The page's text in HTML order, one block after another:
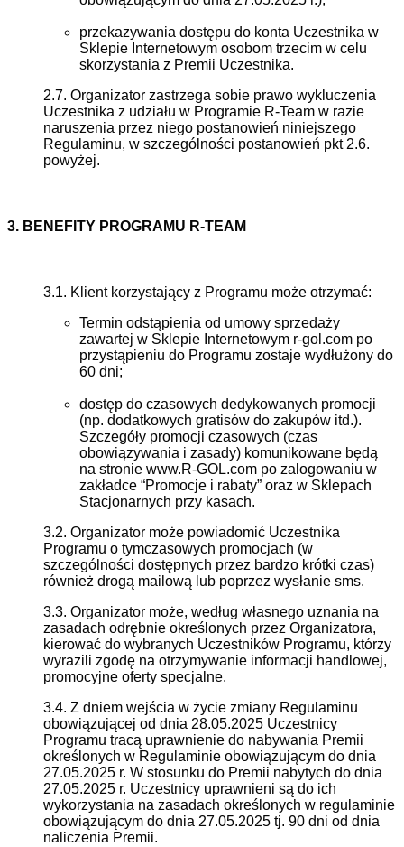
przekazywania dostępu do konta Uczestnika w
Sklepie Internetowym osobom trzecim w celu
skorzystania z Premii Uczestnika.
2.7. Organizator zastrzega sobie prawo wykluczenia
Uczestnika z udziału w Programie R-Team w razie
naruszenia przez niego postanowień niniejszego
Regulaminu, w szczególności postanowień pkt 2.6.
powyżej.
3. BENEFITY PROGRAMU R-TEAM
3.1. Klient korzystający z Programu może otrzymać:
Termin odstąpienia od umowy sprzedaży
zawartej w Sklepie Internetowym r-gol.com po
przystąpieniu do Programu zostaje wydłużony do
60 dni;
dostęp do czasowych dedykowanych promocji
(np. dodatkowych gratisów do zakupów itd.).
Szczegóły promocji czasowych (czas
obowiązywania i zasady) komunikowane będą
na stronie www.R-GOL.com po zalogowaniu w
zakładce “Promocje i rabaty” oraz w Sklepach
Stacjonarnych przy kasach.
3.2. Organizator może powiadomić Uczestnika
Programu o tymczasowych promocjach (w
szczególności dostępnych przez bardzo krótki czas)
również drogą mailową lub poprzez wysłanie sms.
3.3. Organizator może, według własnego uznania na
zasadach odrębnie określonych przez Organizatora,
kierować do wybranych Uczestników Programu, którzy
wyrazili zgodę na otrzymywanie informacji handlowej,
promocyjne oferty specjalne.
3.4. Z dniem wejścia w życie zmiany Regulaminu
obowiązującej od dnia 28.05.2025 Uczestnicy
Programu tracą uprawnienie do nabywania Premii
określonych w Regulaminie obowiązującym do dnia
27.05.2025 r. W stosunku do Premii nabytych do dnia
27.05.2025 r. Uczestnicy uprawnieni są do ich
wykorzystania na zasadach określonych w regulaminie
obowiązującym do dnia 27.05.2025 tj. 90 dni od dnia
naliczenia Premii.